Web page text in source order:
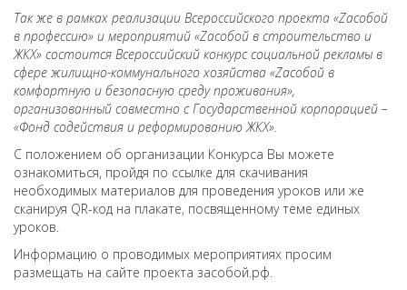
Так же в рамках реализации Всероссийского проекта «Zaсобой
в профессию» и мероприятий «Zaсобой в строительство и
ЖКХ» состоится Всероссийский конкурс социальной рекламы в
сфере жилищно-коммунального хозяйства «Zaсобой в
комфортную и безопасную среду проживания»,
организованный совместно с Государственной корпорацией –
«Фонд содействия и реформированию ЖКХ».
С положением об организации Конкурса Вы можете
ознакомиться, пройдя по ссылке для скачивания
необходимых материалов для проведения уроков или же
сканируя QR-код на плакате, посвященному теме единых
уроков.
Информацию о проводимых мероприятиях просим
размещать на сайте проекта засобой.рф.